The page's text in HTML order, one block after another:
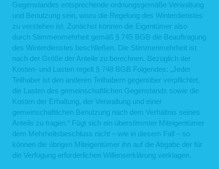
Gegenstandes entsprechende ordnungsgemäße Verwaltung
und Benutzung sein, wozu die Regelung des Winterdienstes
zu verstehen ist. Zunächst können die Eigentümer also
durch Stimmenmehrheit gemäß § 745 BGB die Beauftragung
des Winterdienstes beschließen. Die Stimmenmehrheit ist
nach der Größe der Anteile zu berechnen. Bezüglich der
Kosten- und Lasten regelt § 748 BGB Folgendes: „Jeder
Teilhaber ist den anderen Teilhabern gegenüber verpflichtet,
die Lasten des gemeinschaftlichen Gegenstands sowie die
Kosten der Erhaltung, der Verwaltung und einer
gemeinschaftlichen Benutzung nach dem Verhältnis seines
Anteils zu tragen.“ Fügt sich ein überstimmter Miteigentümer
dem Mehrheitsbeschluss nicht – wie in diesem Fall – so
können die übrigen Miteigentümer ihn auf die Abgabe der für
die Verfügung erforderlichen Willenserklärung verklagen.
2.4 Interessenabwägung (Art. 6 Abs. 1f DS-GVO)
Zur Wahrung berechtigter Interessen von uns oder Dritten erfolgt darüber hinaus
eine Datenverarbeitung für bestimmte Zwecke nach vorheriger
Interessenabwägung, z.B. zur Sicherstellung des Hausrechts, Wahrung
rechtlicher Ansprüche, Aufklärung von Straftaten, Ermittlung von Ausfallrisiken,
Werbezwecken, optimierten Bedarfsplanung oder zur Sicherstellung der
Datensicherheit.
3 Weitergehende Datenverarbeitung im Rahmen der
3.1 Pseudonymisierte Nutzung der Internetseite
Sie können unsere Internetseiten grundsätzlich besuchen, ohne uns
personenbezogene Daten mitzuteilen. Pseudonymisierte Nutzungsdaten werden
nicht mit den Daten des Trägers des Pseudonyms zusammengeführt. Eine
Erstellung von pseudonymen Nutzungsprofilen findet nicht statt.